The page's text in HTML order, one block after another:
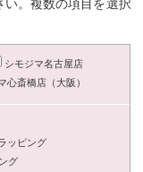
い。複数の項目を選択
シモジマ名古屋店
心斎橋店（大阪）
ッピング
グ